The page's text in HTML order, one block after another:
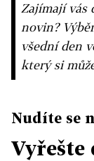
Zajímají vás
novin?
všední den
který si
Nudíte se
Vyřešte